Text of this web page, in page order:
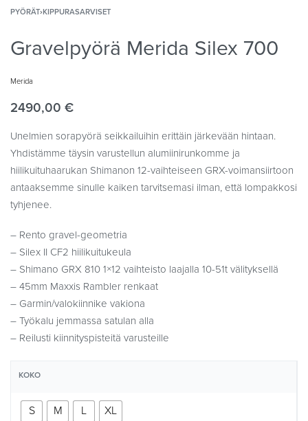
PYÖRÄT›KIPPURASARVISET
Gravelpyörä Merida Silex 700
Merida
2490,00 €
Unelmien sorapyörä seikkailuihin erittäin järkevään hintaan.
Yhdistämme täysin varustellun alumiinirunkomme ja
hiilikuituhaarukan Shimanon 12-vaihteiseen GRX-voimansiirtoon
antaaksemme sinulle kaiken tarvitsemasi ilman, että lompakkosi
tyhjenee.
– Rento gravel-geometria
– Silex II CF2 hiilikuitukeula
– Shimano GRX 810 1×12 vaihteisto laajalla 10-51t välityksellä
– 45mm Maxxis Rambler renkaat
– Garmin/valokiinnike vakiona
– Työkalu jemmassa satulan alla
– Reilusti kiinnityspisteitä varusteille
KOKO
S M L XL